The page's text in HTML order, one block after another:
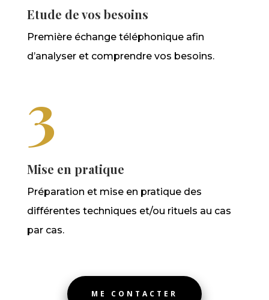
Etude de vos besoins
Première échange téléphonique afin
d’analyser et comprendre vos besoins.
3
Mise en pratique
Préparation et mise en pratique des
différentes techniques et/ou rituels au cas
par cas.
ME CONTACTER